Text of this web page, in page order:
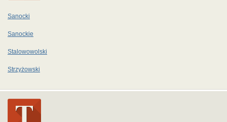
Sanocki
Sanockie
Stalowowolski
Strzyżowski